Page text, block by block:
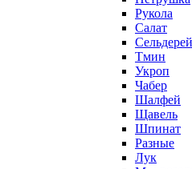
Рукола
Салат
Сельдерей
Тмин
Укроп
Чабер
Шалфей
Щавель
Шпинат
Разные
Лук